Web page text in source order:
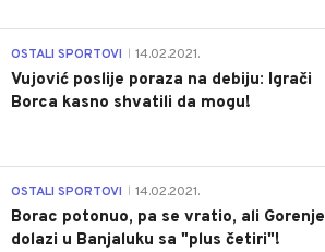
OSTALI SPORTOVI 14.02.2021.
Vujović poslije poraza na debiju: Igrači
Borca kasno shvatili da mogu!
OSTALI SPORTOVI 14.02.2021.
Borac potonuo, pa se vratio, ali Gorenje
dolazi u Banjaluku sa "plus četiri"!